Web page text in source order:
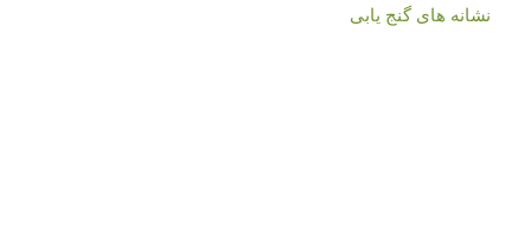
نشانه های گنج یابی